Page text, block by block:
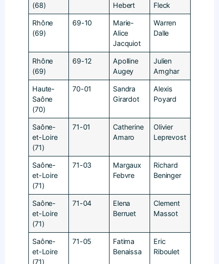
(68)
Hebert
Fleck
Rhône
(69)
69-10
Marie-
Alice
Jacquiot
Warren
Dalle
Rhône
(69)
69-12
Apolline
Augey
Julien
Amghar
Haute-
Saône
(70)
70-01
Sandra
Girardot
Alexis
Poyard
Saône-
et-Loire
(71)
71-01
Catherine
Amaro
Olivier
Leprevost
Saône-
et-Loire
(71)
71-03
Margaux
Febvre
Richard
Beninger
Saône-
et-Loire
(71)
71-04
Elena
Berruet
Clement
Massot
Saône-
et-Loire
(71)
71-05
Fatima
Benaissa
Eric
Riboulet